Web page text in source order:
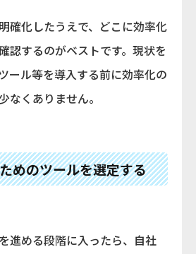
確化したうえで、どこに効率化
認するのがベストです。現状を
ール等を導入する前に効率化の
なくありません。
めのツールを選定する
進める段階に入ったら、自社